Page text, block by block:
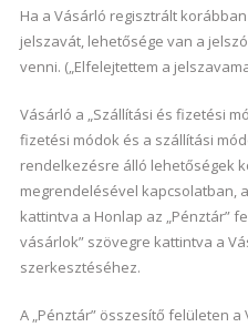
Ha a Vásárló regisztrált
jelszavát, lehetősége van a
venni. („Elfelejtettem a
Vásárló a „Szállítási és fizetési
fizetési módok és a szállítási
rendelkezésre álló lehetőségek
megrendelésével kapcsolatban,
kattintva a Honlap az „Pénztár”
vásárlok” szövegre kattintva a
szerkesztéséhez.
A „Pénztár” összesítő felületen